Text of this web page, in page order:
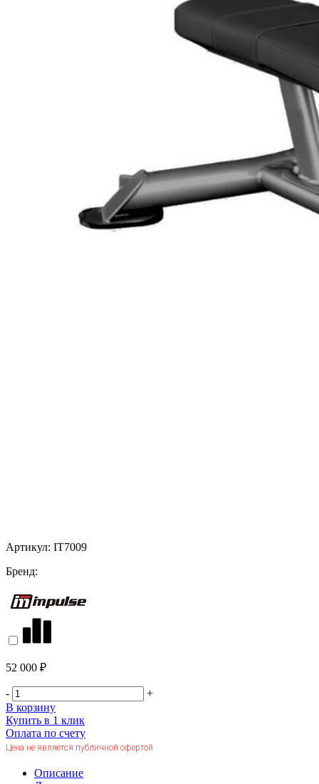
Артикул: IT7009
Бренд:
52 000 ₽
-
+
В корзину
Купить в 1 клик
Оплата по счету
Цена не является публичной офертой
Описание